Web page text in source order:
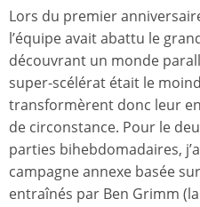
Lors du premier
l’équipe avait abattu le
découvrant un monde
super-scélérat était le
transformèrent donc leur
de circonstance. Pour le
parties bihebdomadaires,
campagne annexe basée
entraînés par Ben Grimm